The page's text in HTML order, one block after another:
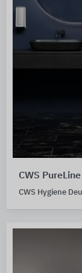
CWS
CWS Hygiene